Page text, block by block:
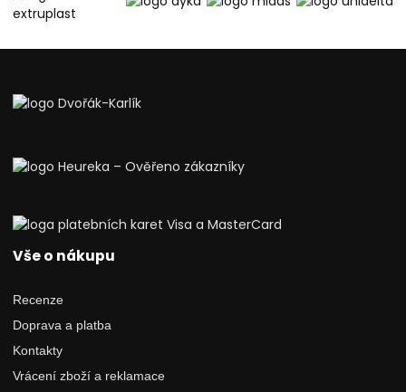
Vše o nákupu
Recenze
Doprava a platba
Kontakty
Vrácení zboží a reklamace